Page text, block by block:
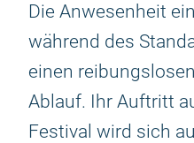
Die Anwesenheit
während des
einen
Ablauf. Ihr Auftritt
Festival wird sich